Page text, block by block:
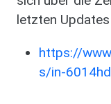
letzten
https://
s/in-